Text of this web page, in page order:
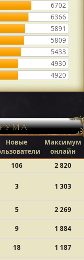
6702
6366
5891
5809
5433
4930
4920
Новые
Максимум
онлайн
106 2 820
3 1 303
5
2 269
9
1 884
18 1 187